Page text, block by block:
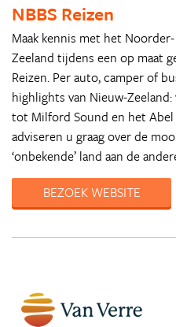
NBBS Reizen
Maak kennis met het
Zeeland tijdens een op maat
Reizen. Per auto, camper of
highlights van Nieuw-
tot Milford Sound en het Abel
adviseren u graag over de
‘onbekende’ land aan de
BEZOEK WEBSITE